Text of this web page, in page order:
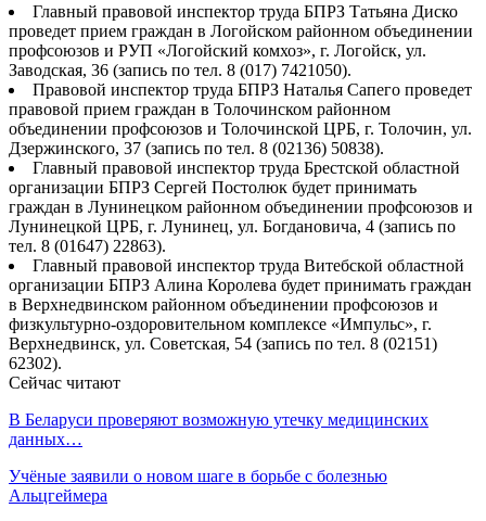
Главный правовой инспектор труда БПРЗ Татьяна Диско
проведет прием граждан в Логойском районном объединении
профсоюзов и РУП «Логойский комхоз», г. Логойск, ул.
Заводская, 36 (запись по тел. 8 (017) 7421050).
Правовой инспектор труда БПРЗ Наталья Сапего проведет
правовой прием граждан в Толочинском районном
объединении профсоюзов и Толочинской ЦРБ, г. Толочин, ул.
Дзержинского, 37 (запись по тел. 8 (02136) 50838).
Главный правовой инспектор труда Брестской областной
организации БПРЗ Сергей Постолюк будет принимать
граждан в Лунинецком районном объединении профсоюзов и
Лунинецкой ЦРБ, г. Лунинец, ул. Богдановича, 4 (запись по
тел. 8 (01647) 22863).
Главный правовой инспектор труда Витебской областной
организации БПРЗ Алина Королева будет принимать граждан
в Верхнедвинском районном объединении профсоюзов и
физкультурно-оздоровительном комплексе «Импульс», г.
Верхнедвинск, ул. Советская, 54 (запись по тел. 8 (02151)
62302).
Сейчас читают
В Беларуси проверяют возможную утечку медицинских
данных…
Учёные заявили о новом шаге в борьбе с болезнью
Альцгеймера